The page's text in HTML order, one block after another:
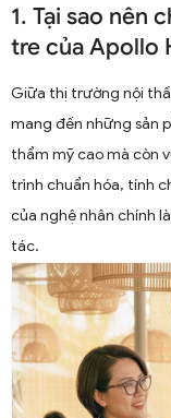
1. Tại sao nên
tre của Apollo
Giữa thị trường nội
mang đến những sản
thẩm mỹ cao mà còn
trình chuẩn hóa, tính
của nghệ nhân chính
tác.